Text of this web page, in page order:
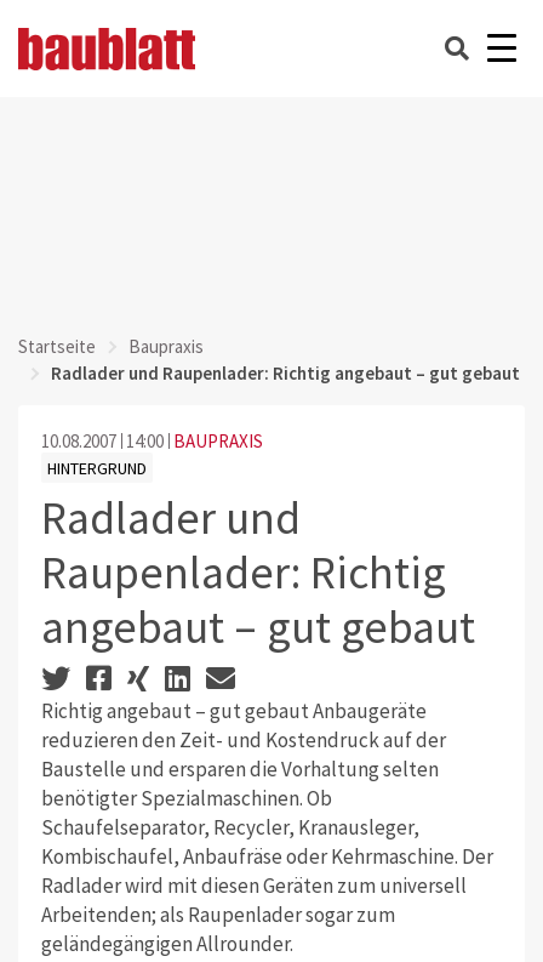
Startseite
Baupraxis
Radlader und Raupenlader: Richtig angebaut – gut gebaut
10.08.2007 14:00 BAUPRAXIS
HINTERGRUND
Radlader und
Raupenlader: Richtig
angebaut – gut gebaut
Richtig angebaut – gut gebaut Anbaugeräte
reduzieren den Zeit- und Kostendruck auf der
Baustelle und ersparen die Vorhaltung selten
benötigter Spezialmaschinen. Ob
Schaufelseparator, Recycler, Kranausleger,
Kombischaufel, Anbaufräse oder Kehrmaschine. Der
Radlader wird mit diesen Geräten zum universell
Arbeitenden; als Raupenlader sogar zum
geländegängigen Allrounder.